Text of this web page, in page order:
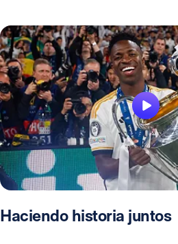
Haciendo historia juntos